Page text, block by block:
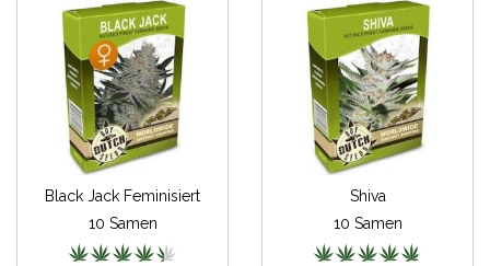
Black Jack Feminisiert
10 Samen
Shiva
10 Samen